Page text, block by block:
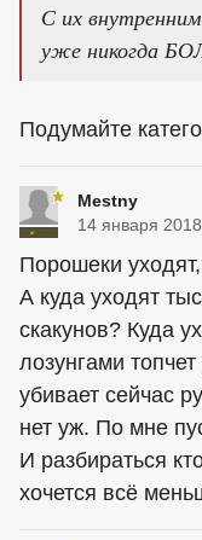
С их
уже никогда
Подумайте
Mestny
14 января
Порошеки
А куда уходят
скакунов? Куда
лозунгами
убивает сейчас
нет уж. По мне
И разбираться
хочется всё